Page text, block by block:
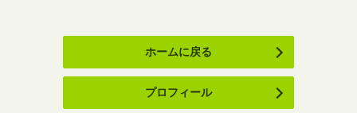
ホームに戻る
プロフィール